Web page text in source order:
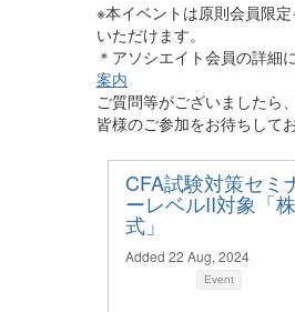
※本イベントは原則会員限
いただけます。
＊アソシエイト会員の詳細
案内
ご質問等がございましたら、
皆様のご参加をお待ちして
CFA試験対策セミ
ーレベルII対象「株
式」
Added 22 Aug, 2024
Event